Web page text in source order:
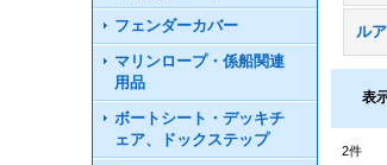
フェンダーカバー
マリンロープ・係船関連
用品
ボートシート・デッキチ
ェア、ドックステップ
表
2件